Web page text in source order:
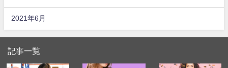
2021年6月
記事一覧